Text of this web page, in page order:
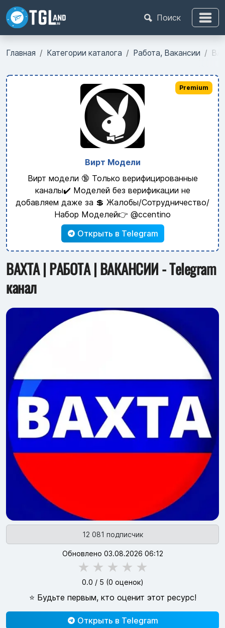
Поиск
Главная Категории каталога Работа, Вакансии
Вирт Модели
Вирт модели 🔞 Только верифицированные
каналы✔️ Моделей без верификации не
добавляем даже за 💲 Жалобы/Сотрудничество/
Набор Моделей👉 @ccentino
Открыть в Telegram
Premium
ВАХТА | РАБОТА | ВАКАНСИИ - Telegram
канал
12 081 подписчик
Обновлено 03.08.2026 06:12
★ ★ ★ ★ ★
0.0 / 5 (0 оценок)
⭐ Будьте первым, кто оценит этот ресурс!
Открыть в Telegram